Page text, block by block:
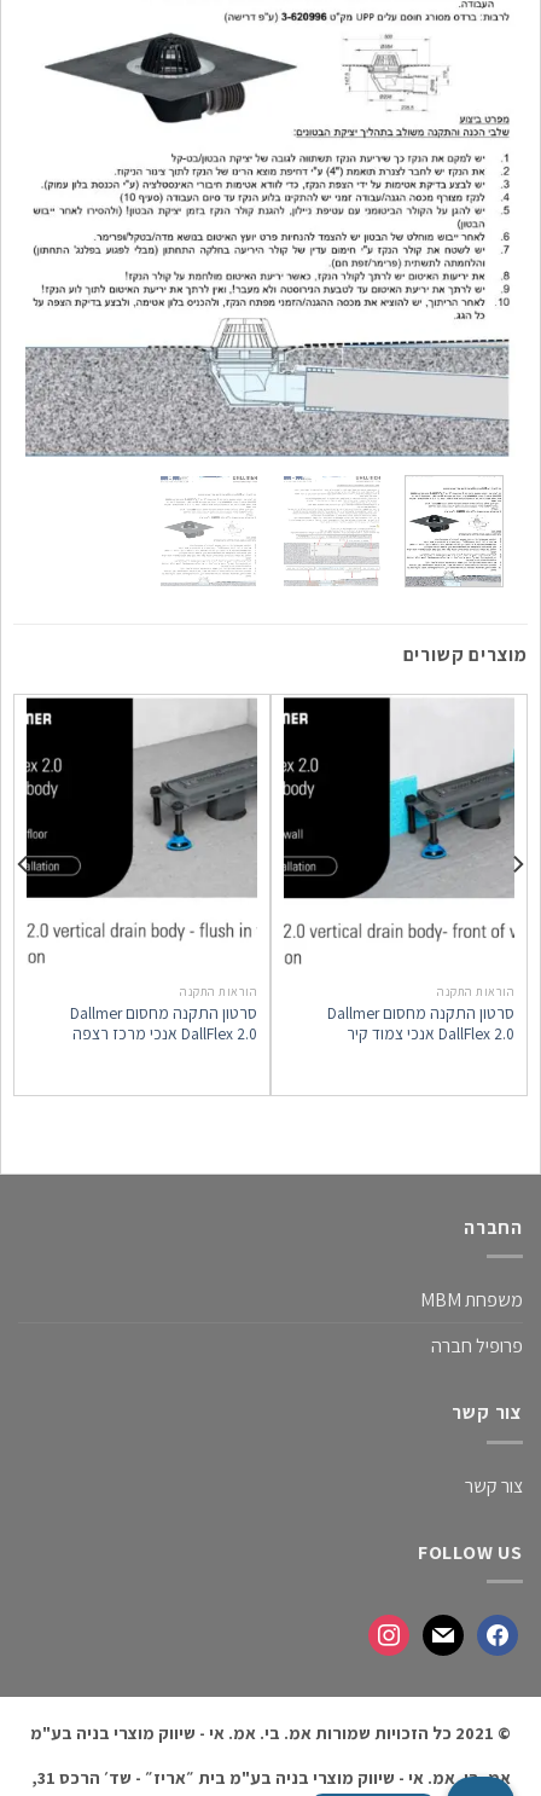
מוצרים קשורים
הוראות התקנה
סרטון התקנה מחסום Dallmer
DallFlex 2.0 אנכי צמוד קיר
הוראות התקנה
סרטון התקנה מחסום Dallmer
DallFlex 2.0 אנכי מרכז רצפה
החברה
משפחת MBM
פרופיל חברה
צור קשר
צור קשר
FOLLOW US
© 2021 כל הזכויות שמורות אמ. בי. אמ. אי - שיווק מוצרי בניה בע"מ
אמ. בי. אמ. אי - שיווק מוצרי בניה בע"מ בית ״אריז״ - שד׳ הרכס 31,